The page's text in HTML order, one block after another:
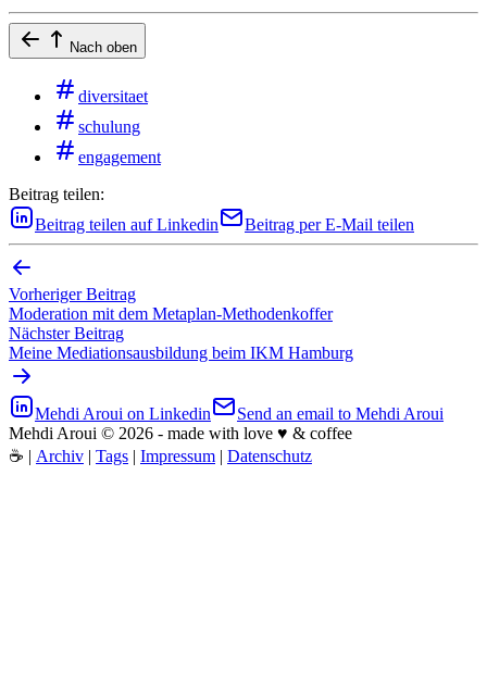
Nach oben
diversitaet
schulung
engagement
Beitrag teilen:
Beitrag teilen auf Linkedin
Beitrag per E-Mail teilen
Vorheriger Beitrag
Moderation mit dem Metaplan-Methodenkoffer
Nächster Beitrag
Meine Mediationsausbildung beim IKM Hamburg
Mehdi Aroui on Linkedin
Send an email to Mehdi Aroui
Mehdi Aroui © 2026 - made with love ♥️ & coffee
☕ | Archiv | Tags | Impressum | Datenschutz